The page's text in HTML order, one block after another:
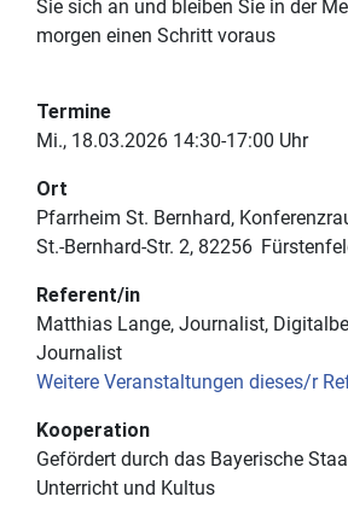
Sie sich an und bleiben Sie in der
morgen einen Schritt voraus
Termine
Mi., 18.03.2026 14:30-17:00 Uhr
Ort
Pfarrheim St. Bernhard,
St.-Bernhard-Str. 2 82256
Referent/in
Matthias Lange, Journalist,
Journalist
Weitere Veranstaltungen dieses/r
Kooperation
Gefördert durch das Bayerische
Unterricht und Kultus